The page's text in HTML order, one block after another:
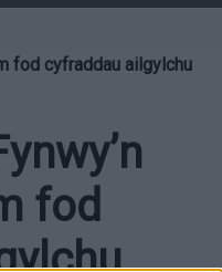
fod cyfraddau ailgylchu
fod